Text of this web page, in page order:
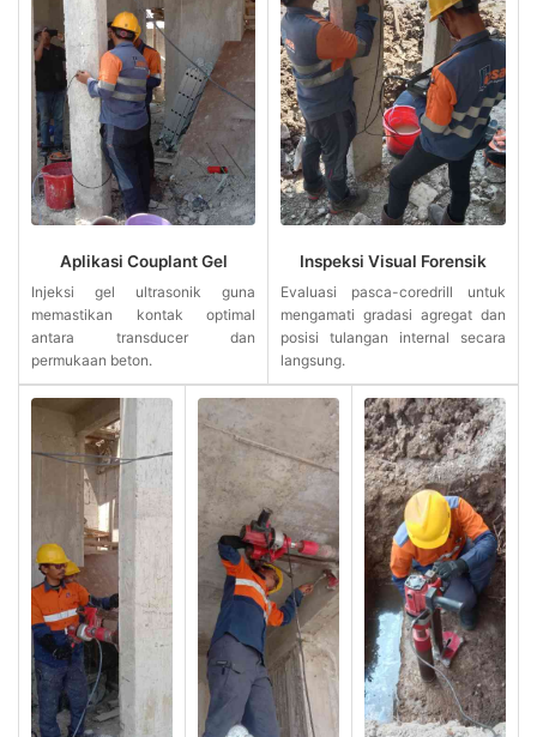
Aplikasi Couplant Gel
Injeksi gel ultrasonik guna
memastikan kontak optimal
antara transducer dan
permukaan beton.
Inspeksi Visual Forensik
Evaluasi pasca-coredrill untuk
mengamati gradasi agregat dan
posisi tulangan internal secara
langsung.